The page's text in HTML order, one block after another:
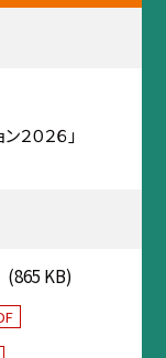
０２６」
(865 KB)